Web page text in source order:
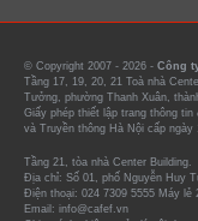
© Copyright 2007 - 2026 - Công
Tầng 17, 19, 20, 21 Toà nhà
Tưởng, phường Thanh Xuân,
Giấy phép thiết lập trang thông
và Truyền thông Hà Nội cấp ngày
Tầng 21, tòa nhà Center Building.
Địa chỉ: Số 01, phố Nguyễn Huy
Điện thoại: 024 7309 5555 Máy lẻ
Email: info@cafef.vn